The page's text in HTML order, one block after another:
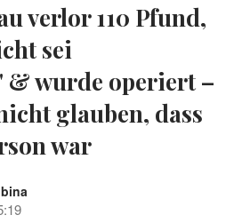
verlor 110 Pfund,
sei
& wurde operiert –
glauben, dass
war